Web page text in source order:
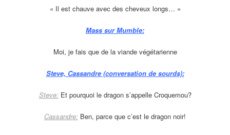
« Il est chauve avec des cheveux longs… »
Mass sur Mumble:
Moi, je fais que de la viande végétarienne
Steve, Cassandre (conversation de sourds):
Steve: Et pourquoi le dragon s’appelle Croquemou?
Cassandre: Ben, parce que c’est le dragon noir!